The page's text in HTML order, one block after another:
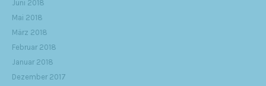
Juni 2018
Mai 2018
März 2018
Februar 2018
Januar 2018
Dezember 2017